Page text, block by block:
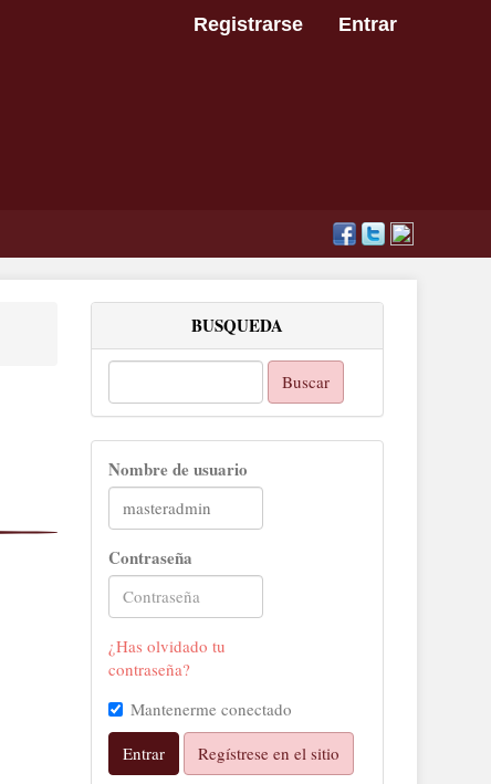
Registrarse Entrar
BUSQUEDA
Buscar
Nombre de usuario
Contraseña
¿Has olvidado tu
contraseña?
Mantenerme conectado
Entrar
Regístrese en el sitio